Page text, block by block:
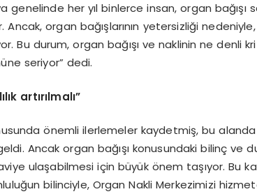
her yıl binlerce insan, organ bağışı
organ bağışlarının yetersizliği
Bu durum, organ bağışı ve naklinin ne denli
seriyor” dedi.
artırılmalı”
önemli ilerlemeler kaydetmiş, bu
Ancak organ bağışı konusundaki bilinç ve
ulaşabilmesi için büyük önem taşıyor. Bu
bilinciyle, Organ Nakli Merkezimizi